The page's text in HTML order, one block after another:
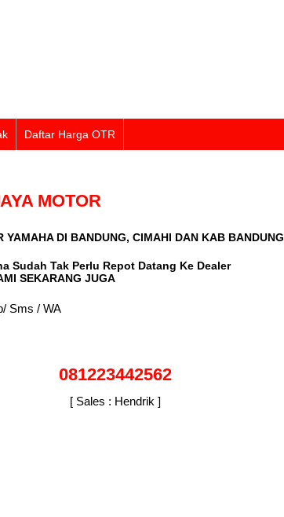
Daftar Harga OTR
MOTOR
DI BANDUNG, CIMAHI DAN KAB BANDUNG
Sudah Tak Perlu Repot Datang Ke Dealer
SEKARANG JUGA
Sms / WA
081223442562
[ Sales : Hendrik ]